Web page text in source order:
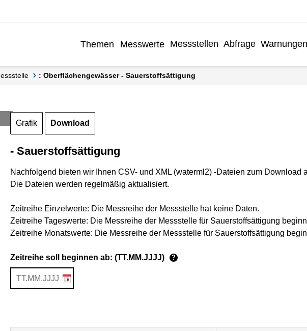
Themen Messwerte Messstellen Abfrage Warnungen
Messstelle : Oberflächengewässer - Sauerstoffsättigung
Grafik Download
- Sauerstoffsättigung
Nachfolgend bieten wir Ihnen CSV- und XML (waterml2) -Dateien zum Download
Die Dateien werden regelmäßig aktualisiert.
Zeitreihe Einzelwerte: Die Messreihe der Messstelle hat keine Daten.
Zeitreihe Tageswerte: Die Messreihe der Messstelle für Sauerstoffsättigung
Zeitreihe Monatswerte: Die Messreihe der Messstelle für Sauerstoffsättigung
Zeitreihe soll beginnen ab: (TT.MM.JJJJ) ?